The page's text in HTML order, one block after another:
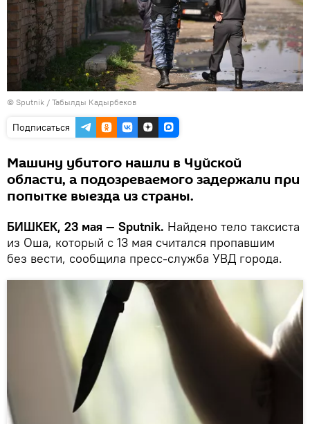
© Sputnik / Табылды Кадырбеков
Подписаться
Машину убитого нашли в Чуйской
области, а подозреваемого задержали при
попытке выезда из страны.
БИШКЕК, 23 мая — Sputnik. Найдено тело таксиста
из Оша, который с 13 мая считался пропавшим
без вести, сообщила пресс-служба УВД города.